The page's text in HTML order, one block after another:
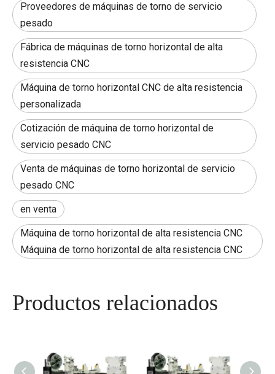
Proveedores de máquinas de torno de servicio
pesado
Fábrica de máquinas de torno horizontal de alta
resistencia CNC
Máquina de torno horizontal CNC de alta resistencia
personalizada
Cotización de máquina de torno horizontal de
servicio pesado CNC
Venta de máquinas de torno horizontal de servicio
pesado CNC
en venta
Máquina de torno horizontal de alta resistencia CNC
Máquina de torno horizontal de alta resistencia CNC
Productos relacionados